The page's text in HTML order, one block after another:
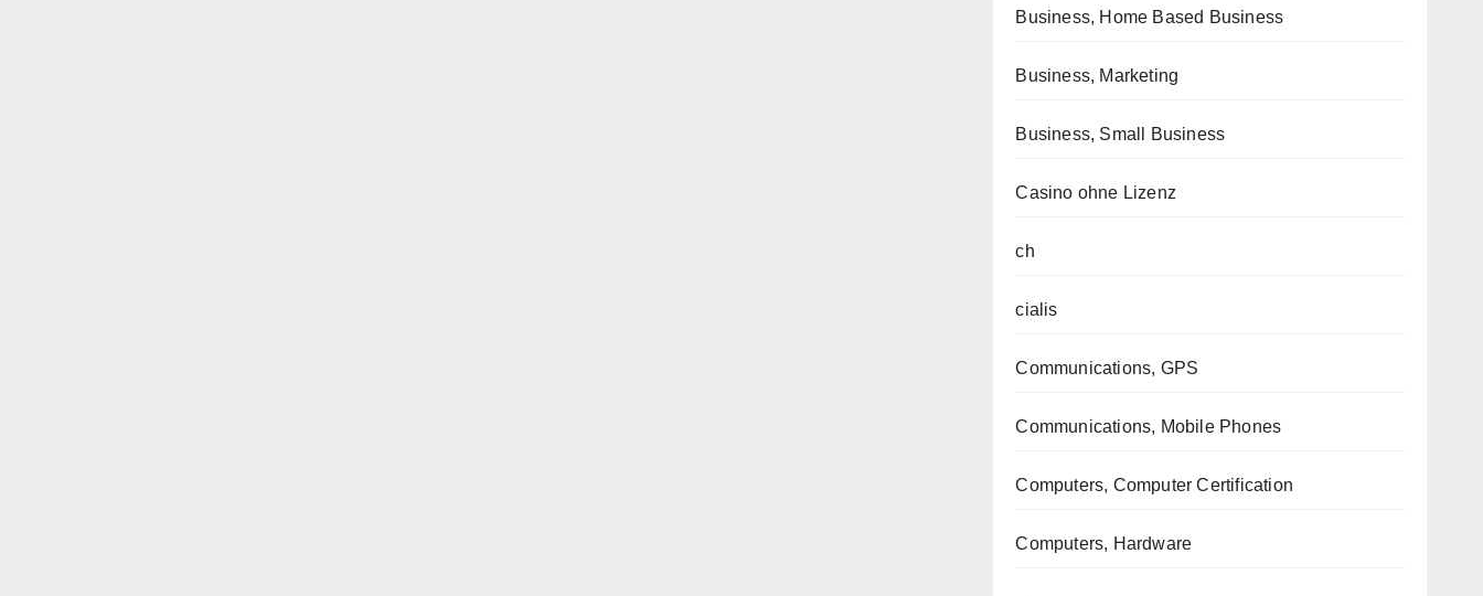
Business, Home Based Business
Business, Marketing
Business, Small Business
Casino ohne Lizenz
ch
cialis
Communications, GPS
Communications, Mobile Phones
Computers, Computer Certification
Computers, Hardware